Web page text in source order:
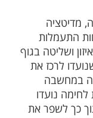
לכל
>>>​
מלמד